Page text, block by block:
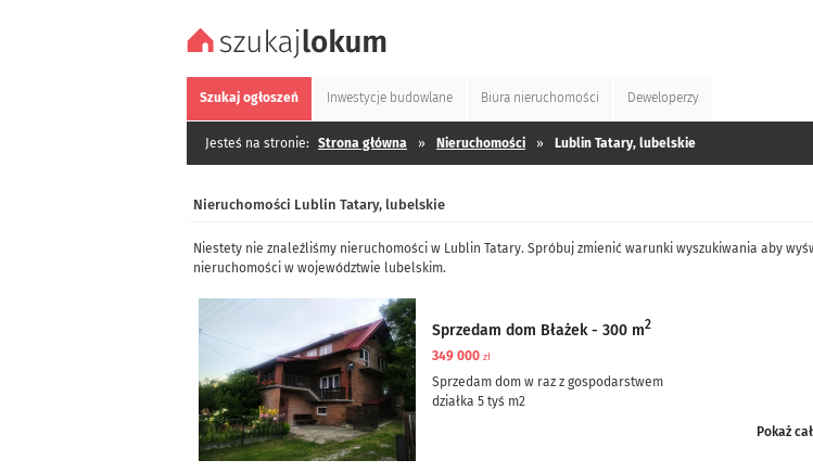
Szukaj ogłoszeń Inwestycje budowlane Biura nieruchomości Deweloperzy
Jesteś na stronie: Strona główna » Nieruchomości » Lublin Tatary, lubelskie
Nieruchomości Lublin Tatary, lubelskie
Niestety nie znaleźliśmy nieruchomości w Lublin Tatary. Spróbuj zmienić warunki wyszukiwania aby
nieruchomości w województwie lubelskim.
Sprzedam dom Błażek - 300 m2
349 000 zł
Sprzedam dom w raz z gospodarstwem
działka 5 tyś m2
Pokaż